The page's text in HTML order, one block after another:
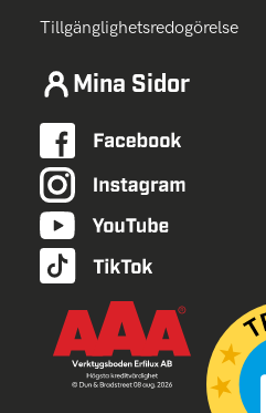
Tillgänglighetsredogörelse
Mina Sidor